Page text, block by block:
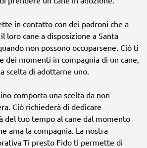
in contatto con dei padroni che a
loro cane a disposizione a Santa
non possono occuparsene. Ciò ti
dei momenti in compagnia di un cane,
scelta di adottarne uno.
comporta una scelta da non
Ciò richiederà di dedicare
del tuo tempo al cane dal momento
ama la compagnia. La nostra
Ti presto Fido ti permette di